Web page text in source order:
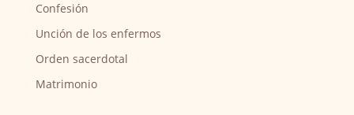
Confesión
Unción de los enfermos
Orden sacerdotal
Matrimonio